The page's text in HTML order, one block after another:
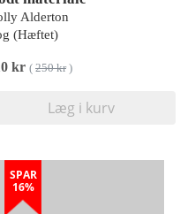
Alderton
(Hæftet)
kr ( 250 kr)
Læg i kurv
SPAR
16%